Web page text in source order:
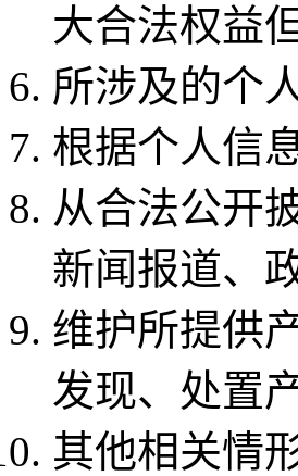
大合法权益
所涉及的个
根据个人信
从合法公开
新闻报道、
维护所提供
发现、处置
其他相关情形